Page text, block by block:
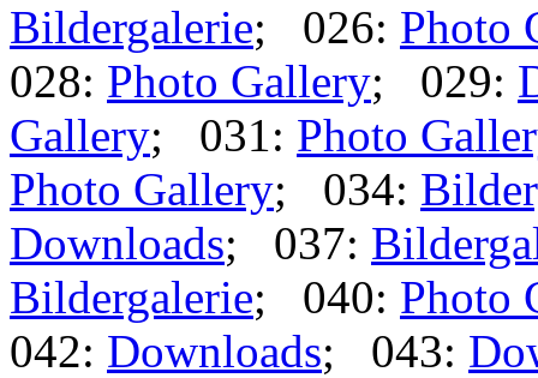
Bildergalerie; 026: Photo
028: Photo Gallery; 029:
Gallery; 031: Photo
Photo Gallery; 034:
Downloads; 037:
Bildergalerie; 040: Photo
042: Downloads; 043: